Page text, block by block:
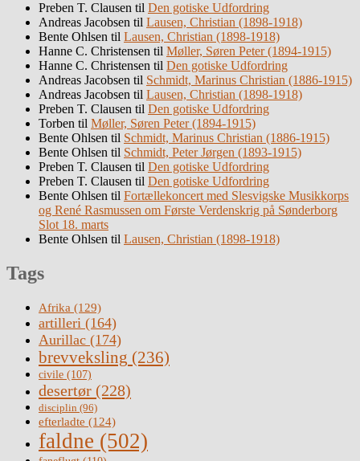
Preben T. Clausen til Den gotiske Udfordring
Andreas Jacobsen til Lausen, Christian (1898-1918)
Bente Ohlsen til Lausen, Christian (1898-1918)
Hanne C. Christensen til Møller, Søren Peter (1894-1915)
Hanne C. Christensen til Den gotiske Udfordring
Andreas Jacobsen til Schmidt, Marinus Christian (1886-1915)
Andreas Jacobsen til Lausen, Christian (1898-1918)
Preben T. Clausen til Den gotiske Udfordring
Torben til Møller, Søren Peter (1894-1915)
Bente Ohlsen til Schmidt, Marinus Christian (1886-1915)
Bente Ohlsen til Schmidt, Peter Jørgen (1893-1915)
Preben T. Clausen til Den gotiske Udfordring
Preben T. Clausen til Den gotiske Udfordring
Bente Ohlsen til Fortællekoncert med Slesvigske Musikkorps
og René Rasmussen om Første Verdenskrig på Sønderborg
Slot 18. marts
Bente Ohlsen til Lausen, Christian (1898-1918)
Tags
Afrika (129)
artilleri (164)
Aurillac (174)
brevveksling (236)
civile (107)
desertør (228)
disciplin (96)
efterladte (124)
faldne (502)